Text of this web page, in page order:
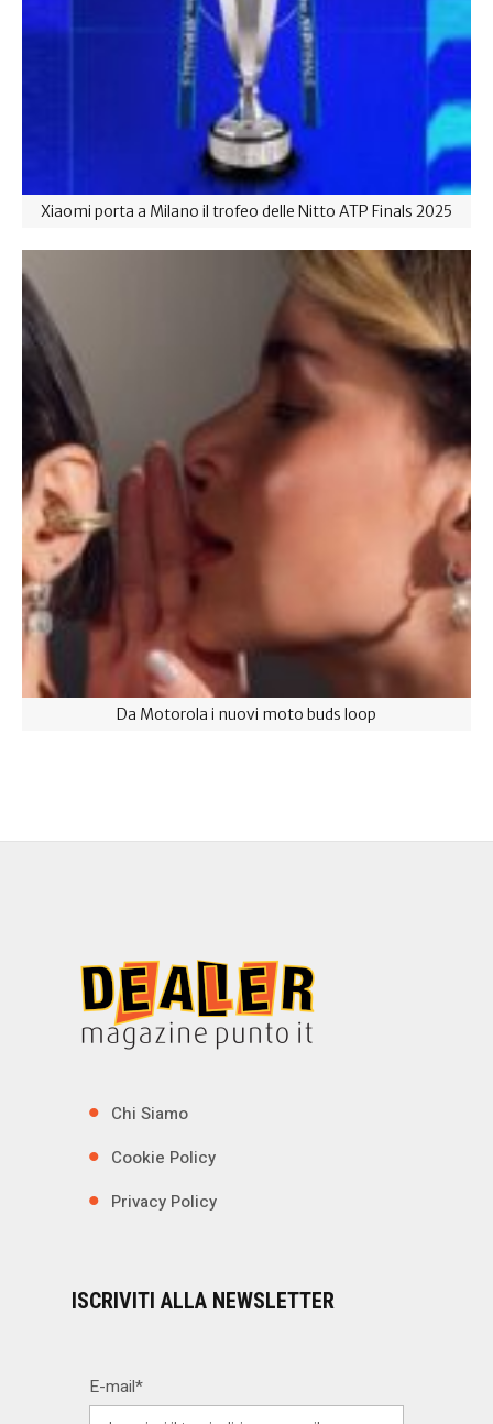
Xiaomi porta a Milano il trofeo delle Nitto ATP Finals 2025
Da Motorola i nuovi moto buds loop
Chi Siamo
Cookie Policy
Privacy Policy
ISCRIVITI ALLA NEWSLETTER
E-mail*